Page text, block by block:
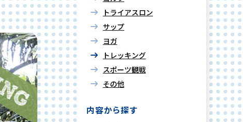
トライアスロン
サップ
ヨガ
トレッキング
スポーツ観戦
その他
内容から探す